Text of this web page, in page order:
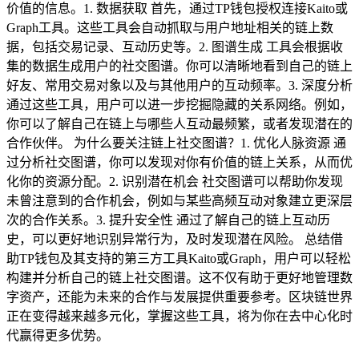
价值的信息。1. 数据获取 首先，通过TP钱包授权连接Kaito或
Graph工具。这些工具会自动抓取与用户地址相关的链上数
据，包括交易记录、互动历史等。2. 图谱生成 工具会根据收
集的数据生成用户的社交图谱。你可以清晰地看到自己的链上
好友、常用交易对象以及与其他用户的互动频率。3. 深度分析
通过这些工具，用户可以进一步挖掘隐藏的关系网络。例如，
你可以了解自己在链上与哪些人互动最频繁，或者发现潜在的
合作伙伴。 为什么要关注链上社交图谱？1. 优化人脉资源 通
过分析社交图谱，你可以发现对你有价值的链上关系，从而优
化你的资源分配。2. 识别潜在机会 社交图谱可以帮助你发现
未曾注意到的合作机会，例如与某些高频互动对象建立更深层
次的合作关系。3. 提升安全性 通过了解自己的链上互动历
史，可以更好地识别异常行为，及时发现潜在风险。 总结借
助TP钱包及其支持的第三方工具Kaito或Graph，用户可以轻松
构建并分析自己的链上社交图谱。这不仅有助于更好地管理数
字资产，还能为未来的合作与发展提供重要参考。区块链世界
正在变得越来越多元化，掌握这些工具，将为你在去中心化时
代赢得更多优势。